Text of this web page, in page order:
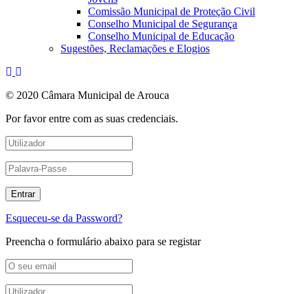
Comissão Municipal de Proteção Civil
Conselho Municipal de Segurança
Conselho Municipal de Educação
Sugestões, Reclamações e Elogios
© 2020 Câmara Municipal de Arouca
Por favor entre com as suas credenciais.
Esqueceu-se da Password?
Preencha o formulário abaixo para se registar